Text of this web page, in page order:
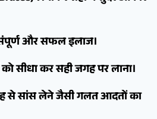
और सफल इलाज।
सीधा कर सही जगह पर लाना।
से सांस लेने जैसी गलत आदतों का